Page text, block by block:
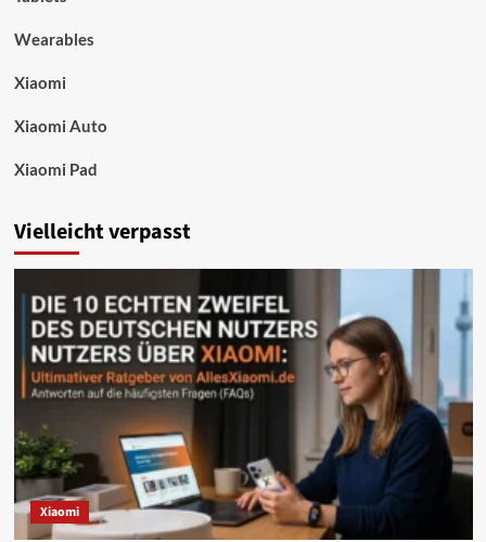
Wearables
Xiaomi
Xiaomi Auto
Xiaomi Pad
Vielleicht verpasst
Xiaomi